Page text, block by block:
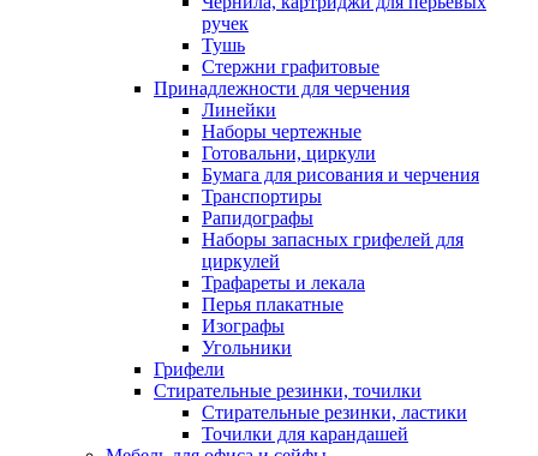
ручек
Тушь
Стержни графитовые
Принадлежности для черчения
Линейки
Наборы чертежные
Готовальни, циркули
Бумага для рисования и черчения
Транспортиры
Рапидографы
Наборы запасных грифелей для
циркулей
Трафареты и лекала
Перья плакатные
Изографы
Угольники
Грифели
Стирательные резинки, точилки
Стирательные резинки, ластики
Точилки для карандашей